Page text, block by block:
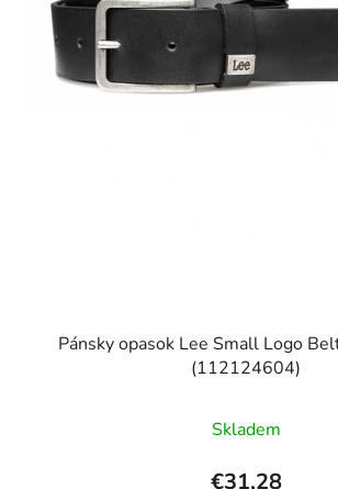
Pánsky opasok Lee Small Logo
(112124604)
Skladem
€31,28